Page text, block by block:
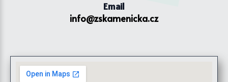
Email
info@zskamenicka.cz